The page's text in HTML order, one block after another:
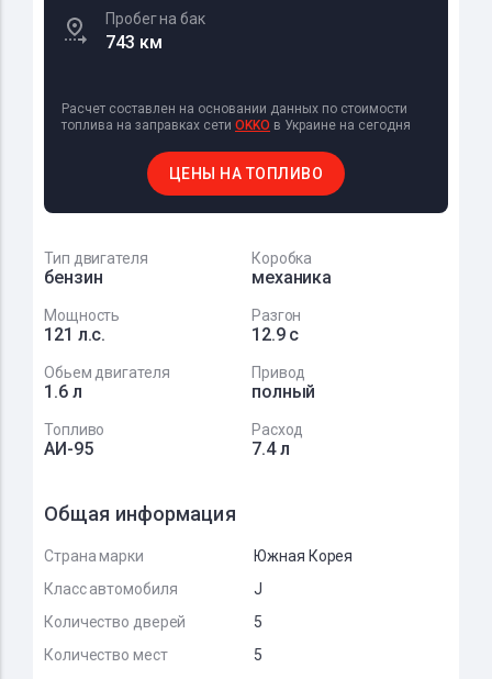
Пробег на бак
743 км
Расчет составлен на основании данных по стоимости
топлива на заправках сети OKKO в Украине на сегодня
ЦЕНЫ НА ТОПЛИВО
Тип двигателя
бензин
Коробка
механика
Мощность
121 л.с.
Разгон
12.9 с
Обьем двигателя
1.6 л
Привод
полный
Топливо
АИ-95
Расход
7.4 л
Общая информация
Страна марки
Южная Корея
Класс автомобиля
J
Количество дверей
5
Количество мест
5